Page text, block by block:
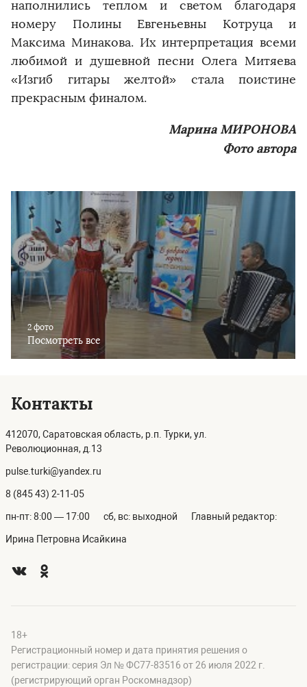
наполнились теплом и светом благодаря
номеру Полины Евгеньевны Котруца и
Максима Минакова. Их интерпретация всеми
любимой и душевной песни Олега Митяева
«Изгиб гитары желтой» стала поистине
прекрасным финалом.
Марина МИРОНОВА
Фото автора
2 фото
Посмотреть все
Контакты
412070, Саратовская область, р.п. Турки, ул.
Революционная, д.13
pulse.turki@yandex.ru
8 (845 43) 2-11-05
пн-пт: 8:00 — 17:00 сб, вс: выходной Главный редактор:
Ирина Петровна Исайкина
18+
Регистрационный номер и дата принятия решения о
регистрации: серия Эл № ФС77-83516 от 26 июля 2022 г.
(регистрирующий орган Роскомнадзор)